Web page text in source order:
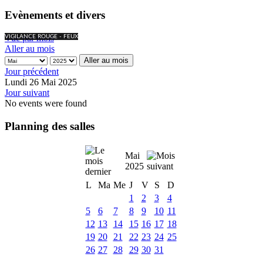
Evènements et divers
VIGILANCE ROUGE - FEUX
Vue par mois
Aller au mois
Aller au mois
Jour précédent
Lundi 26 Mai 2025
Jour suivant
No events were found
Planning des salles
Mai
2025
L
Ma Me J V S
D
1
2 3
4
5
6 7 8 9 10 11
12 13 14 15 16 17 18
19 20 21 22 23 24 25
26 27 28 29 30 31